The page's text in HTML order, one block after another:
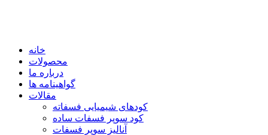
خانه
محصولات
درباره ما
گواهینامه ها
مقالات
کودهای شیمیایی فسفاته
کود سوپر فسفات ساده
آنالیز سوپر فسفات